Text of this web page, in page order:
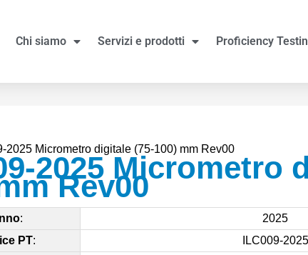
Chi siamo Servizi e prodotti Proficiency
2025 Micrometro digitale (75-100) mm Rev00
2025 Micrometro
Rev00
:
2025
PT:
ILC009-2025